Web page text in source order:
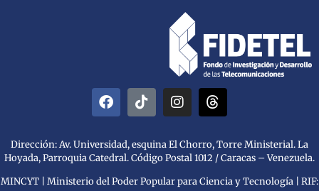
Dirección: Av. Universidad, esquina El Chorro, Torre Ministerial. La
Hoyada, Parroquia Catedral. Código Postal 1012 / Caracas – Venezuela.
MINCYT | Ministerio del Poder Popular para Ciencia y Tecnología | RIF: